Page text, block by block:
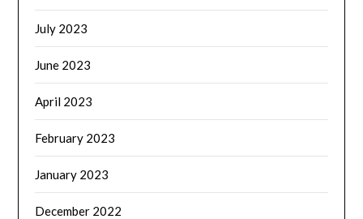
July 2023
June 2023
April 2023
February 2023
January 2023
December 2022